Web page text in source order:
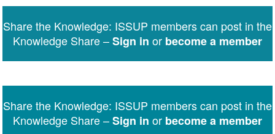
Messenger
Share the Knowledge: ISSUP members can post in the
Knowledge Share –Sign in or become a member
Share the Knowledge: ISSUP members can post in the
Knowledge Share –Sign in or become a member